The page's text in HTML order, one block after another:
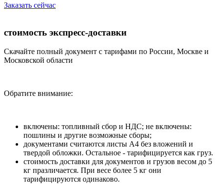
Заказать сейчас
стоимость экспресс-доставки
Скачайте полный документ с тарифами по России, Москве и
Московской области
Обратите внимание:
включены: топливный сбор и НДС; не включены:
пошлины и другие возможные сборы;
документами считаются листы А4 без вложений и
твердой обложки. Остальное - тарифицируется как груз.
стоимость доставки для документов и грузов весом до 5
кг празличается. При весе более 5 кг они
тарифицируются одинаково.